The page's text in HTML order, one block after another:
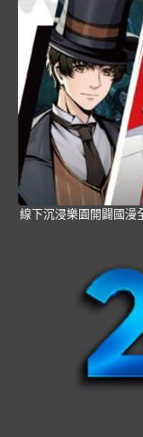
線下沉浸樂園開闢國漫